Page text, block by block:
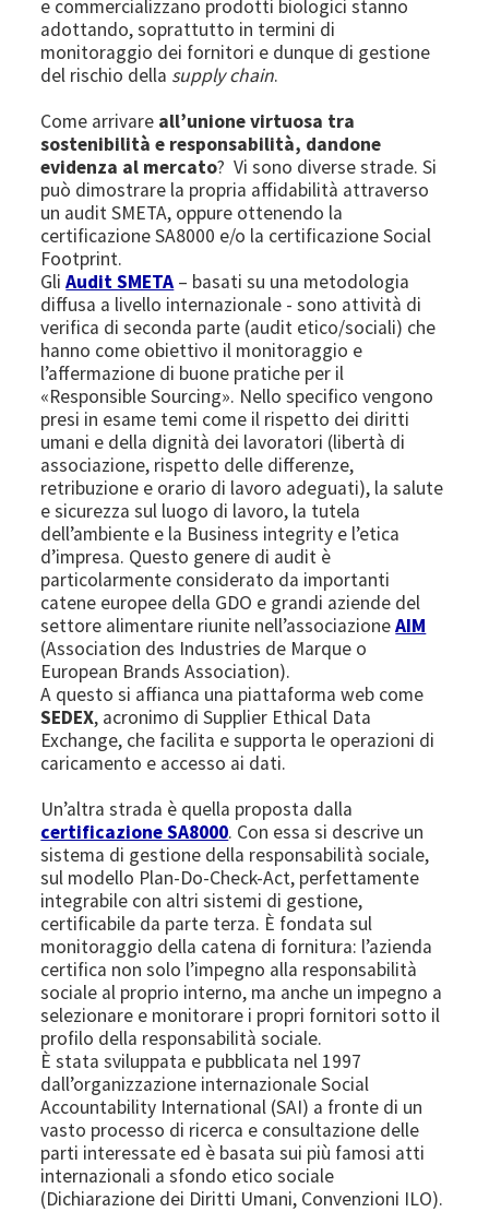
e commercializzano prodotti biologici stanno
adottando, soprattutto in termini di
monitoraggio dei fornitori e dunque di gestione
del rischio della supply chain.
Come arrivare all’unione virtuosa tra
sostenibilità e responsabilità, dandone
evidenza al mercato? Vi sono diverse strade. Si
può dimostrare la propria affidabilità attraverso
un audit SMETA, oppure ottenendo la
certificazione SA8000 e/o la certificazione Social
Footprint.
GliAudit SMETA – basati su una metodologia
diffusa a livello internazionale - sono attività di
verifica di seconda parte (audit etico/sociali) che
hanno come obiettivo il monitoraggio e
l’affermazione di buone pratiche per il
«Responsible Sourcing». Nello specifico vengono
presi in esame temi come il rispetto dei diritti
umani e della dignità dei lavoratori (libertà di
associazione, rispetto delle differenze,
retribuzione e orario di lavoro adeguati), la salute
e sicurezza sul luogo di lavoro, la tutela
dell’ambiente e la Business integrity e l’etica
d’impresa. Questo genere di audit è
particolarmente considerato da importanti
catene europee della GDO e grandi aziende del
settore alimentare riunite nell’associazioneAIM
(Association des Industries de Marque o
European Brands Association).
A questo si affianca una piattaforma web come
SEDEX, acronimo di Supplier Ethical Data
Exchange, che facilita e supporta le operazioni di
caricamento e accesso ai dati.
Un’altra strada è quella proposta dalla
certificazione SA8000. Con essa si descrive un
sistema di gestione della responsabilità sociale,
sul modello Plan-Do-Check-Act, perfettamente
integrabile con altri sistemi di gestione,
certificabile da parte terza. È fondata sul
monitoraggio della catena di fornitura: l’azienda
certifica non solo l’impegno alla responsabilità
sociale al proprio interno, ma anche un impegno a
selezionare e monitorare i propri fornitori sotto il
profilo della responsabilità sociale.
È stata sviluppata e pubblicata nel 1997
dall’organizzazione internazionale Social
Accountability International (SAI) a fronte di un
vasto processo di ricerca e consultazione delle
parti interessate ed è basata sui più famosi atti
internazionali a sfondo etico sociale
(Dichiarazione dei Diritti Umani, Convenzioni ILO).